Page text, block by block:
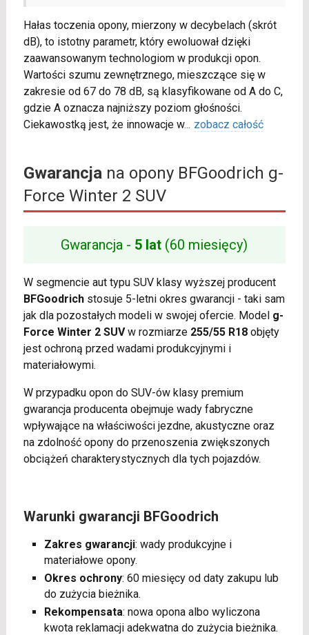
Hałas toczenia opony, mierzony w decybelach (skrót
dB), to istotny parametr, który ewoluował dzięki
zaawansowanym technologiom w produkcji opon.
Wartości szumu zewnętrznego, mieszczące się w
zakresie od 67 do 78 dB, są klasyfikowane od A do C,
gdzie A oznacza najniższy poziom głośności.
Ciekawostką jest, że innowacje w... zobacz całość
Gwarancjana opony BFGoodrich g-
Force Winter 2 SUV
Gwarancja - 5 lat (60 miesięcy)
W segmencie aut typu SUV klasy wyższej producent
BFGoodrichstosuje 5-letni okres gwarancji - taki sam
jak dla pozostałych modeli w swojej ofercie. Model g-
Force Winter 2 SUVw rozmiarze 255/55 R18objęty
jest ochroną przed wadami produkcyjnymi i
materiałowymi.
W przypadku opon do SUV-ów klasy premium
gwarancja producenta obejmuje wady fabryczne
wpływające na właściwości jezdne, akustyczne oraz
na zdolność opony do przenoszenia zwiększonych
obciążeń charakterystycznych dla tych pojazdów.
Warunki gwarancji BFGoodrich
Zakres gwarancji: wady produkcyjne i
materiałowe opony.
Okres ochrony: 60 miesięcy od daty zakupu lub
do zużycia bieżnika.
Rekompensata: nowa opona albo wyliczona
kwota reklamacji adekwatna do zużycia bieżnika.